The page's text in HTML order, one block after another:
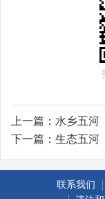
上一篇： 水乡五河
下一篇： 生态五河
联系我们